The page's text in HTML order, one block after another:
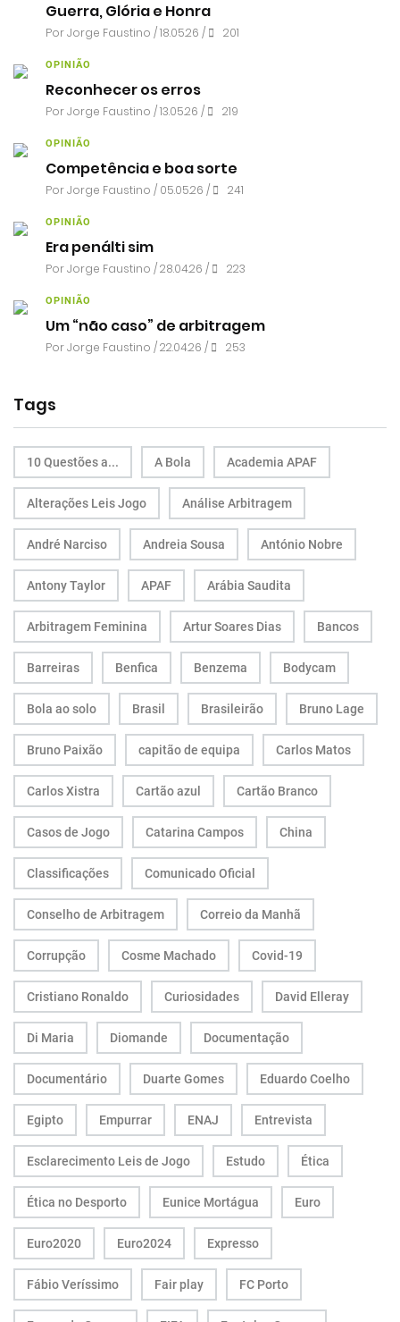
Guerra, Glória e Honra
PorJorge Faustino / 18.05.26 / 201
OPINIÃO
Reconhecer os erros
PorJorge Faustino / 13.05.26 / 219
OPINIÃO
Competência e boa sorte
PorJorge Faustino / 05.05.26 / 241
OPINIÃO
Era penálti sim
PorJorge Faustino / 28.04.26 / 223
OPINIÃO
Um “não caso” de arbitragem
PorJorge Faustino / 22.04.26 / 253
Tags
10 Questões a... A Bola Academia APAF
Alterações Leis Jogo Análise Arbitragem
André Narciso Andreia Sousa António Nobre
Antony Taylor APAF Arábia Saudita
Arbitragem Feminina Artur Soares Dias Bancos
Barreiras Benfica Benzema Bodycam
Bola ao solo Brasil Brasileirão Bruno Lage
Bruno Paixão capitão de equipa Carlos Matos
Carlos Xistra Cartão azul Cartão Branco
Casos de Jogo Catarina Campos China
Classificações Comunicado Oficial
Conselho de Arbitragem Correio da Manhã
Corrupção Cosme Machado Covid-19
Cristiano Ronaldo Curiosidades David Elleray
Di Maria Diomande Documentação
Documentário Duarte Gomes Eduardo Coelho
Egipto Empurrar ENAJ Entrevista
Esclarecimento Leis de Jogo Estudo Ética
Ética no Desporto Eunice Mortágua Euro
Euro2020 Euro2024 Expresso
Fábio Veríssimo Fair play FC Porto